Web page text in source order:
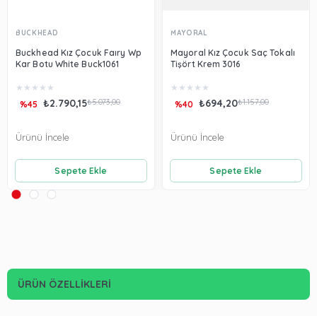
BUCKHEAD
Buckhead Kız Çocuk Faıry Wp
Kar Botu White Buck1061
★ ★ ★ ★ ★
₺2.790,15₺5.073,00
%45
Sepete Ekle
Ürünü İncele
MAYORAL
Mayoral Kız Çocuk Saç Tokalı
Tişört Krem 3016
★ ★ ★ ★ ★
₺694,20₺1.157,00
%40
Sepete Ekle
Ürünü İncele
ÜRÜN ÖZELLIKLERI